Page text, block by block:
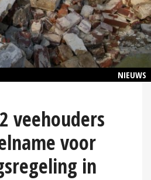
NIEUWS
veehouders
voor
in